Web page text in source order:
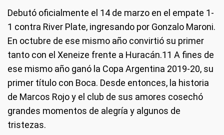
Debutó oficialmente el 14 de marzo en el empate 1-
1 contra River Plate, ingresando por Gonzalo Maroni.
En octubre de ese mismo año convirtió su primer
tanto con el Xeneize frente a Huracán.11 A fines de
ese mismo año ganó la Copa Argentina 2019-20, su
primer título con Boca. Desde entonces, la historia
de Marcos Rojo y el club de sus amores cosechó
grandes momentos de alegría y algunos de
tristezas.